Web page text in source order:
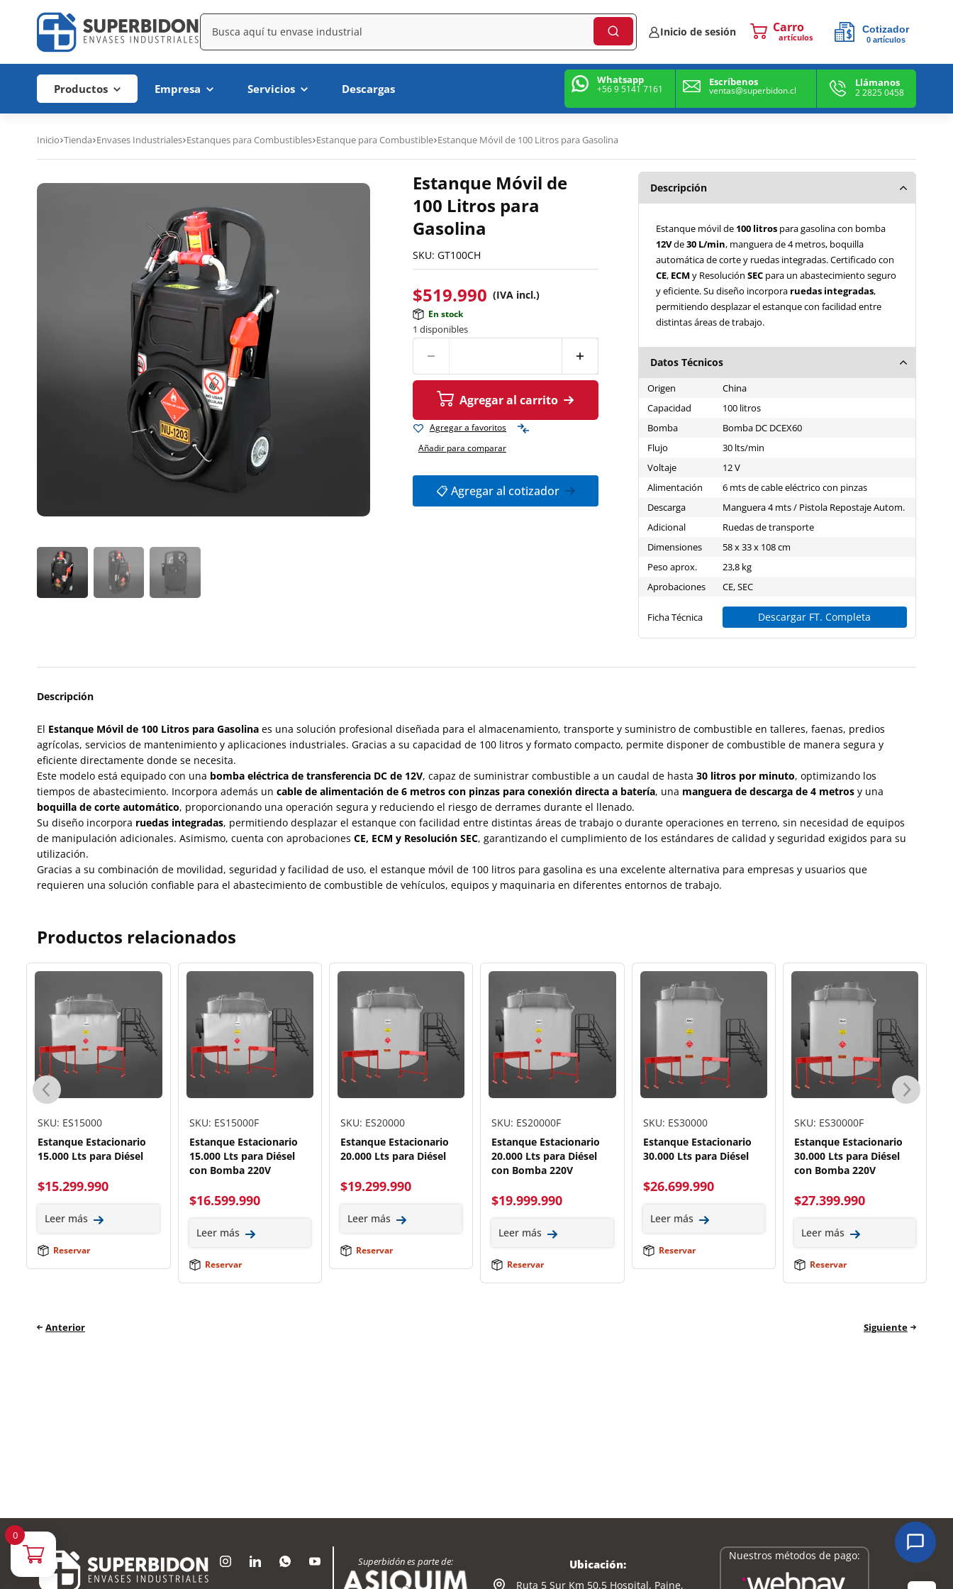
Inicio de sesión artículos
Cotizador
0artículos
Productos Empresa Servicios Descargas
Whatsapp
+56 9 5141 7161
Escríbenos
ventas@superbidon.cl
Llámanos
2 2825 0458
Inicio Tienda Envases Industriales Estanques para Combustibles Estanque para Combustible Estanque Móvil de 100 Litros para Gasolina
Estanque Móvil de
100 Litros para
Gasolina
SKU: GT100CH
$519.990 (IVA incl.)
En stock
1 disponibles
Agregar al carrito
Agregar a favoritos
Añadir para comparar
📋 Agregar al cotizador
Descripción
Estanque móvil de 100 litrospara gasolina con bomba
12Vde30 L/min, manguera de 4 metros, boquilla
automática de corte y ruedas integradas. Certificado con
CE, ECMy Resolución SECpara un abastecimiento seguro
y eficiente. Su diseño incorpora ruedas integradas,
permitiendo desplazar el estanque con facilidad entre
distintas áreas de trabajo.
Datos Técnicos
Origen
China
Capacidad
100 litros
Bomba
Bomba DC DCEX60
Flujo
30 lts/min
Voltaje
12 V
Alimentación
6 mts de cable eléctrico con pinzas
Descarga
Manguera 4 mts / Pistola Repostaje Autom.
Adicional
Ruedas de transporte
Dimensiones
58 x 33 x 108 cm
Peso aprox.
23,8 kg
Aprobaciones
CE, SEC
Ficha Técnica Descargar FT. Completa
Descripción
El Estanque Móvil de 100 Litros para Gasolina es una solución profesional diseñada para el almacenamiento, transporte y suministro de combustible en talleres, faenas, predios
agrícolas, servicios de mantenimiento y aplicaciones industriales. Gracias a su capacidad de 100 litros y formato compacto, permite disponer de combustible de manera segura y
eficiente directamente donde se necesita.
Este modelo está equipado con una bomba eléctrica de transferencia DC de 12V, capaz de suministrar combustible a un caudal de hasta 30 litros por minuto, optimizando los
tiempos de abastecimiento. Incorpora además un cable de alimentación de 6 metros con pinzas para conexión directa a batería, una manguera de descarga de 4 metros y una
boquilla de corte automático, proporcionando una operación segura y reduciendo el riesgo de derrames durante el llenado.
Su diseño incorpora ruedas integradas, permitiendo desplazar el estanque con facilidad entre distintas áreas de trabajo o durante operaciones en terreno, sin necesidad de equipos
de manipulación adicionales. Asimismo, cuenta con aprobaciones CE, ECM y Resolución SEC, garantizando el cumplimiento de los estándares de calidad y seguridad exigidos para su
utilización.
Gracias a su combinación de movilidad, seguridad y facilidad de uso, el estanque móvil de 100 litros para gasolina es una excelente alternativa para empresas y usuarios que
requieren una solución confiable para el abastecimiento de combustible de vehículos, equipos y maquinaria en diferentes entornos de trabajo.
Productos relacionados
SKU: ES15000
Estanque Estacionario
15.000 Lts para Diésel
$15.299.990
Leer más
Reservar
SKU: ES15000F
Estanque Estacionario
15.000 Lts para Diésel
con Bomba 220V
$16.599.990
Leer más
Reservar
SKU: ES20000
Estanque Estacionario
20.000 Lts para Diésel
$19.299.990
Leer más
Reservar
SKU: ES20000F
Estanque Estacionario
20.000 Lts para Diésel
con Bomba 220V
$19.999.990
Leer más
Reservar
SKU: ES30000
Estanque Estacionario
30.000 Lts para Diésel
$26.699.990
Leer más
Reservar
SKU: ES30000F
Estanque Estacionario
30.000 Lts para Diésel
con Bomba 220V
$27.399.990
Leer más
Reservar
Anterior Siguiente
Superbidón es parte de: Ubicación:
Ruta 5 Sur Km 50,5 Hospital, Paine,
Nuestros métodos de pago:
0